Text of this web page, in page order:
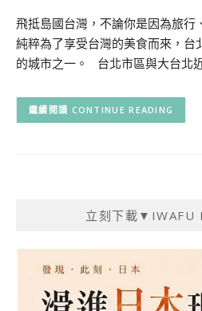
飛抵島國台灣，不論你是因為旅行
純粹為了享受台灣的美食而來，台
的城市之一。 台北市區與大台北
CONTINUE READING
立刻下載▼IWAFU